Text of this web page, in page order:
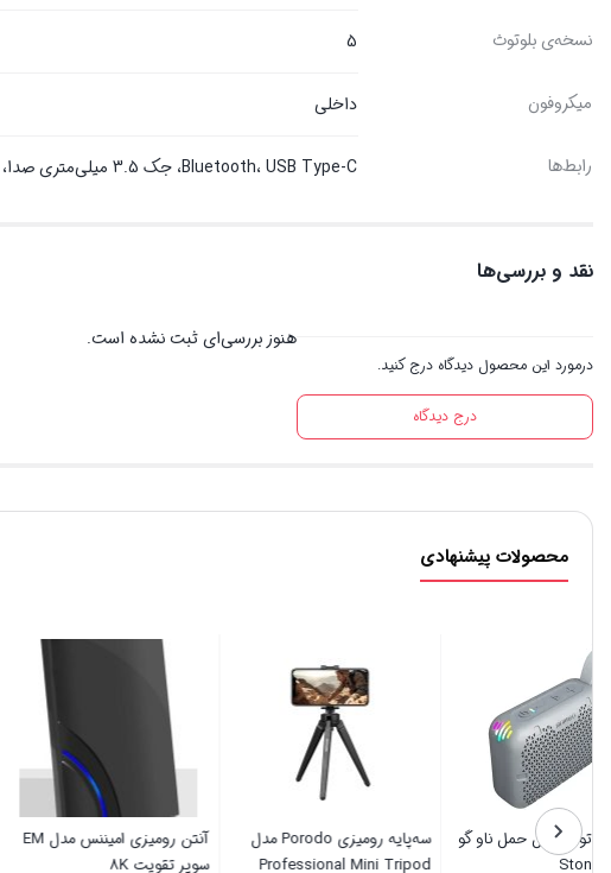
نسخه‌ی بلوتوث 5
میکروفون داخلی
رابط‌ها Bluetooth، USB Type-C، جک 3.5 میلی‌متری صدا، شیار کارت حافظه MicroSD
نقد و بررسی‌ها
درمورد این محصول دیدگاه درج کنید.
درج دیدگاه
هنوز بررسی‌ای ثبت نشده است.
محصولات پیشنهادی
اسپیکر بلوتوثی قابل حمل ناو گو
مدل Stone M1
سه‌پایه رومیزی Porodo مدل
Professional Mini Tripod
سوپر تقویت 8K